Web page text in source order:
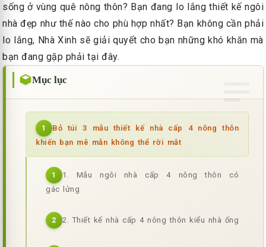
sống ở vùng quê nông thôn? Bạn đang lo lắng thiết kế ngôi
nhà đẹp như thế nào cho phù hợp nhất? Bạn không cần phải
lo lắng, Nhà Xinh sẽ giải quyết cho bạn những khó khăn mà
bạn đang gặp phải tại đây.
Mục lục
1
Bỏ túi 3 mẫu thiết kế nhà cấp 4 nông thôn
khiến bạn mê mẫn không thể rời mắt
1
1. Mẫu ngôi nhà cấp 4 nông thôn có
gác lửng
2 2. Thiết kế nhà cấp 4 nông thôn kiểu nhà ống